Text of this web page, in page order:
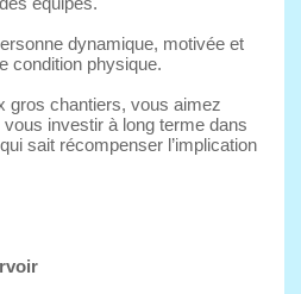
dynamique, motivée et
condition physique.
gros chantiers, vous aimez
investir à long terme dans
sait récompenser l’implication